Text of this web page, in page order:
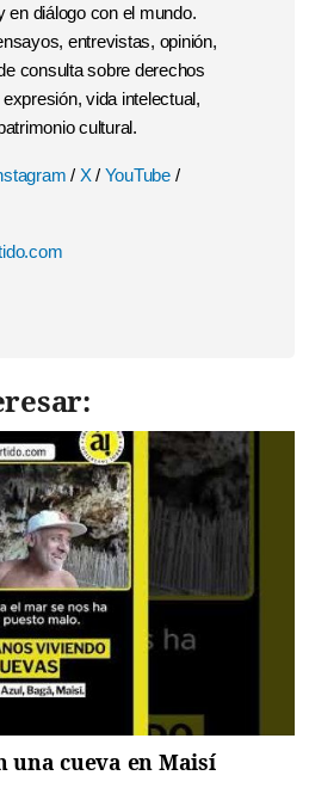
en diálogo con el mundo.
entrevistas, opinión,
consulta sobre derechos
vida intelectual,
cultural.
/ X/ YouTube /
una cueva en Maisí